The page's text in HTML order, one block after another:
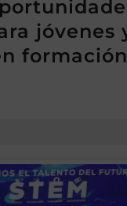
jóvenes
formación